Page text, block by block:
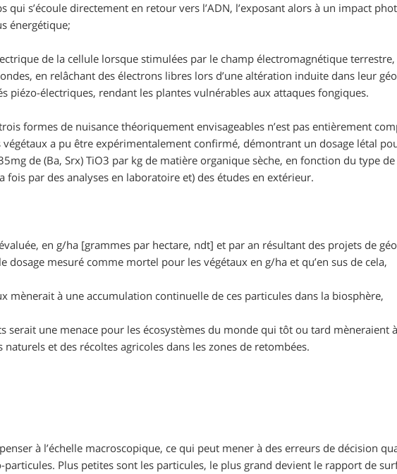
qui s’écoule directement en retour vers l’ADN, l’exposant alors à un impact
énergétique;
de la cellule lorsque stimulées par le champ électromagnétique terrestre,
en relâchant des électrons libres lors d’une altération induite dans leur
piézo-électriques, rendant les plantes vulnérables aux attaques fongiques.
formes de nuisance théoriquement envisageables n’est pas entièrement
végétaux a pu être expérimentalement confirmé, démontrant un dosage létal
de (Ba, Srx) TiO3 par kg de matière organique sèche, en fonction du type
fois par des analyses en laboratoire et) des études en extérieur.
en g/ha [grammes par hectare, ndt]et par an résultant des projets de
dosage mesuré comme mortel pour les végétaux en g/ha et qu’en sus de cela,
mènerait à une accumulation continuelle de ces particules dans la biosphère,
serait une menace pour les écosystèmes du monde qui tôt ou tard mèneraient
et des récoltes agricoles dans les zones de retombées.
à l’échelle macroscopique, ce qui peut mener à des erreurs de décision
particules. Plus petites sont les particules, le plus grand devient le rapport de